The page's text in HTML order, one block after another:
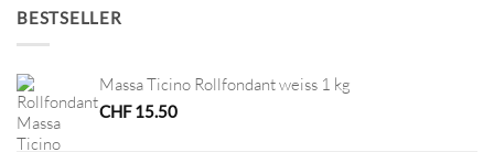
BESTSELLER
Massa Ticino Rollfondant weiss 1 kg
CHF15.50